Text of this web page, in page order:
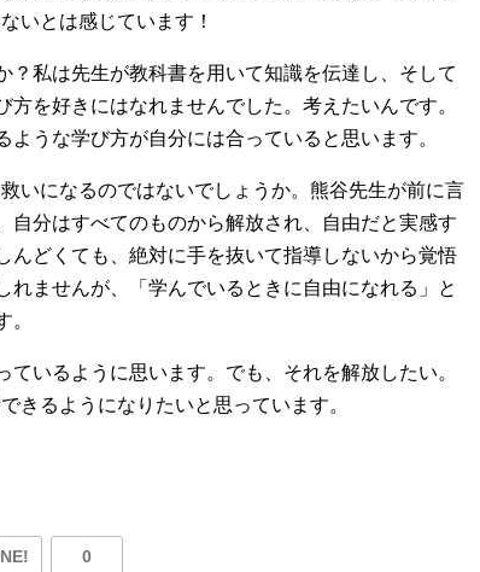
いとは感じています！
？私は先生が教科書を用いて知識を伝達し、そして
を好きにはなれませんでした。考えたいんです。
うな学び方が自分には合っていると思います。
いになるのではないでしょうか。熊谷先生が前に言
自分はすべてのものから解放され、自由だと実感す
んどくても、絶対に手を抜いて指導しないから覚悟
れませんが、「学んでいるときに自由になれる」と
。
いるように思います。でも、それを解放したい。
きるようになりたいと思っています。
0